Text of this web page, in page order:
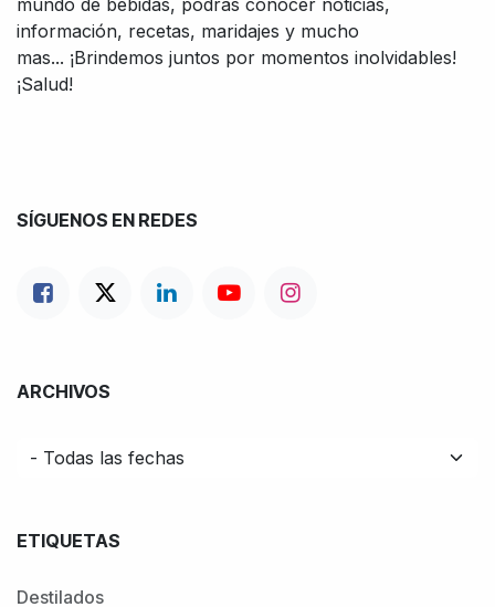
mundo de bebidas, podrás conocer noticias,
información, recetas, maridajes y mucho
mas... ¡Brindemos juntos por momentos inolvidables!
¡Salud!
SÍGUENOS EN REDES
ARCHIVOS
ETIQUETAS
Destilados